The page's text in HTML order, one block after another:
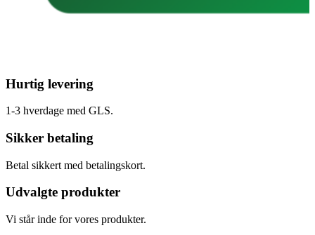
Hurtig levering
1-3 hverdage med GLS.
Sikker betaling
Betal sikkert med betalingskort.
Udvalgte produkter
Vi står inde for vores produkter.